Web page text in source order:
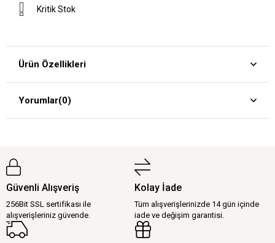
Kritik Stok
Ürün Özellikleri
Yorumlar(0)
Güvenli Alışveriş
256Bit SSL sertifikası ile
alışverişleriniz güvende.
Kolay İade
Tüm alışverişlerinizde 14 gün içinde
iade ve değişim garantisi.